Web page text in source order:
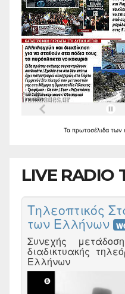
Τα πρωτοσέλιδα των
LIVE RADIO